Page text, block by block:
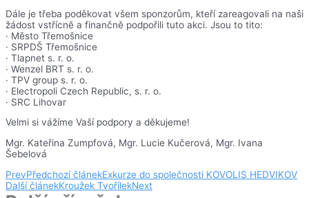
Dále je třeba poděkovat všem sponzorům, kteří zareagovali na naši
žádost vstřícně a finančně podpořili tuto akci. Jsou to tito:
· Město Třemošnice
· SRPDŠ Třemošnice
· Tlapnet s. r. o.
· Wenzel BRT s. r. o.
· TPV group s. r. o.
· Electropoli Czech Republic, s. r. o.
· SRC Lihovar
Velmi si vážíme Vaší podpory a děkujeme!
Mgr. Kateřina Zumpfová, Mgr. Lucie Kučerová, Mgr. Ivana
Šebelová
PrevPředchozí článekExkurze do společnosti KOVOLIS HEDVIKOV
Další článekKroužek TvořílekNext